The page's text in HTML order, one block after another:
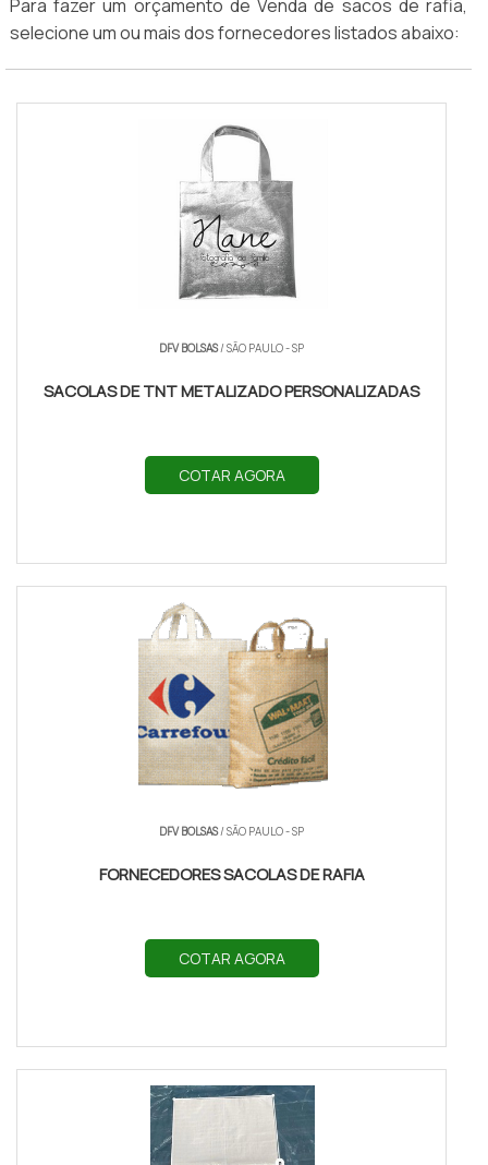
Para fazer um orçamento de Venda de sacos de rafia,
selecione um ou mais dos fornecedores listados abaixo:
DFV BOLSAS/ SÃO PAULO - SP
SACOLAS DE TNT METALIZADO PERSONALIZADAS
COTAR AGORA
DFV BOLSAS/ SÃO PAULO - SP
FORNECEDORES SACOLAS DE RAFIA
COTAR AGORA